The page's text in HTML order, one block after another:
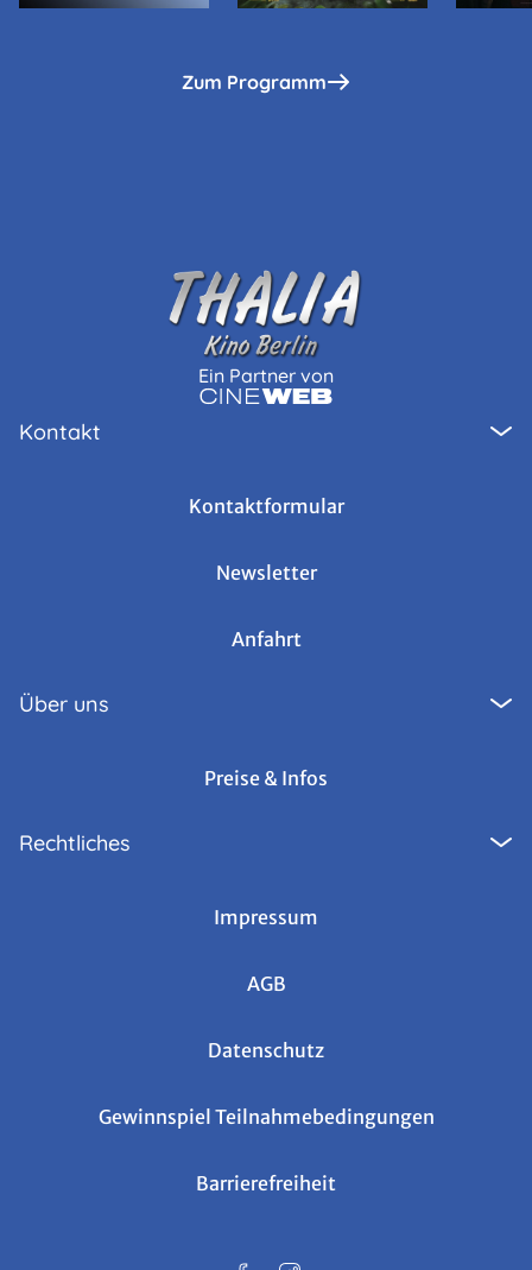
Zum Programm
Ein Partner von
Kontakt
Kontaktformular
Newsletter
Anfahrt
Über uns
Preise & Infos
Rechtliches
Impressum
AGB
Datenschutz
Gewinnspiel Teilnahmebedingungen
Barrierefreiheit